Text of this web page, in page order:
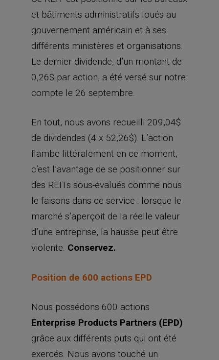
et bâtiments administratifs loués au
gouvernement américain et à ses
différents ministères et organisations.
Le dernier dividende, d’un montant de
0,26$ par action, a été versé sur notre
compte le 26 septembre.
En tout, nous avons recueilli 209,04$
de dividendes (4 x 52,26$). L’action
flambe littéralement en ce moment,
c’est l’avantage de se positionner sur
des REITs sous-évalués comme nous
le faisons dans ce service : lorsque le
marché s’aperçoit de la réelle valeur
d’une entreprise, la hausse peut être
violente. Conservez.
Position de 600 actions EPD
Nous possédons 600 actions
Enterprise Products Partners (EPD)
grâce aux différents puts qui ont été
exercés. Nous avons touché un